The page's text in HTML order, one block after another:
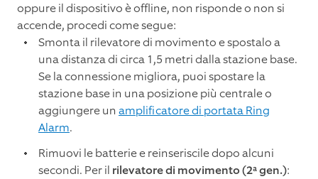
oppure il dispositivo è offline, non risponde o non si
accende, procedi come segue:
Smonta il rilevatore di movimento e spostalo a
una distanza di circa 1,5 metri dalla stazione base.
Se la connessione migliora, puoi spostare la
stazione base in una posizione più centrale o
aggiungere un amplificatore di portata Ring
Alarm.
Rimuovi le batterie e reinseriscile dopo alcuni
secondi. Per il rilevatore di movimento (2ª gen.):